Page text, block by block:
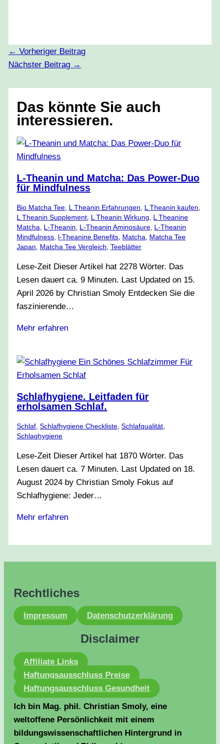
← Vorheriger Beitrag
Nächster Beitrag →
Das könnte Sie auch
interessieren.
L-Theanin und Matcha: Das Power-Duo
für Mindfulness
Bio Matcha Tee L Theanin Erfahrungen L Theanin kaufen
L Theanin Supplement L Theanin Wirkung
L Theanine
Matcha
L-Theanin L-Theanin Aminosäure L-Theanin
Mindfulness l-Theanine Benefits Matcha
Matcha Tee
Japan
Matcha Tee Vergleich ,Teeblätter
Lese-Zeit Dieser Artikel hat 2278 Wörter. Das
Lesen dauert ca. 9 Minuten. Last Updated on 15.
April 2026 by Christian Smoly Entdecken Sie die
faszinierende…
Mehr erfahren
Schlafhygiene. Leitfaden für
erholsamen Schlaf.
Schlaf ,Schlafhygiene Checkliste ,Schlafqualität
Schlaghygiene
Lese-Zeit Dieser Artikel hat 1870 Wörter. Das
Lesen dauert ca. 7 Minuten. Last Updated on 18.
August 2024 by Christian Smoly Fokus auf
Schlafhygiene: Jeder…
Mehr erfahren
Rechtliches
Impressum Datenschutzerklärung
Disclaimer
Affiliate Links
Haftungsausschluss Preise
Haftungsausschluss Gesundheit
Ich bin Mag. phil. Christian Smoly, eine
weltoffene Persönlichkeit mit einem
bildungswissenschaftlichen Hintergrund in